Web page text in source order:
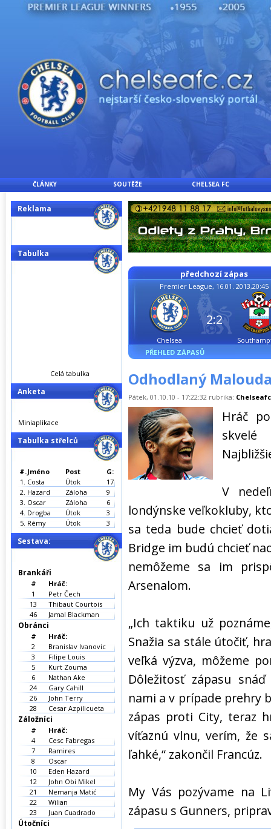
ČLÁNKY SOUTĚŽE CHELSEA FC
předchozí zápas
Premier League, 16.01. 2013,20:45
Chelsea
2:2
PŘEHLED ZÁPASŮ
Odhodlaný
Pátek, 01.10.10 - 17:22:32 rubrika:
Hráč
V
londýnske veľkokluby,
sa teda bude chcieť
Bridge im budú chcieť
nemôžeme sa im
Arsenalom.
„Ich taktiku už
Snažia sa stále útočiť,
veľká výzva, môžeme
Dôležitosť zápasu
nami a v prípade prehry
zápas proti City, teraz
víťaznú vlnu, verím, že
ľahké,“ zakončil Francúz.
My Vás pozývame na
zápasu s Gunners,
Reklama
Tabulka
Celá tabulka
Anketa
Miniaplikace
Tabulka střelců
#.Jméno Post
G:
1. Costa Útok
17
2. Hazard Záloha
9
3. Oscar Záloha
6
4. Drogba Útok
3
5. Rémy Útok 3
Sestava:
Brankáři
#
Hráč:
1
Petr Čech
13
Thibaut Courtois
46
Jamal Blackman
Obránci
#
Hráč:
2
Branislav Ivanovic
3
Filipe Louis
5
Kurt Zouma
6
Nathan Ake
24
Gary Cahill
26
John Terry
28
Cesar Azpilicueta
Záložníci
#
Hráč:
4
Cesc Fabregas
7
Ramires
8
Oscar
10
Eden Hazard
12
John Obi Mikel
21
Nemanja Matić
22
Wilian
23
Juan Cuadrado
Útočníci